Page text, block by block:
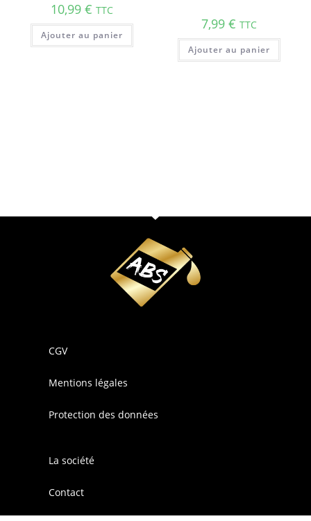
10,99€ TTC
Ajouter au panier
7,99 € TTC
Ajouter au panier
CGV
Mentions légales
Protection des données
La société
Contact